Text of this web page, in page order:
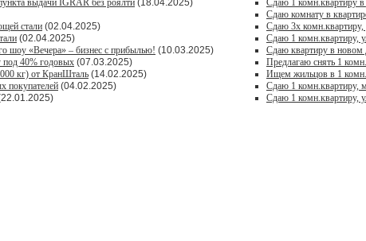
выдачи IGRAR без роялти (18.04.2025)
стали (02.04.2025)
(02.04.2025)
шоу «Вечера» – бизнес с прибылью! (10.03.2025)
под 40% годовых (07.03.2025)
кг) от КранШталь (14.02.2025)
покупателей (04.02.2025)
Сдаю 1 комн.квартиру
Сдаю комнату в
Сдаю 3х
Сдаю 1 комн.квартиру,
Сдаю квартиру в новом
Предлагаю снять 1
Ищем жильцов в 1
Сдаю 1 комн.квартиру,
Сдаю 1 комн.квартиру,